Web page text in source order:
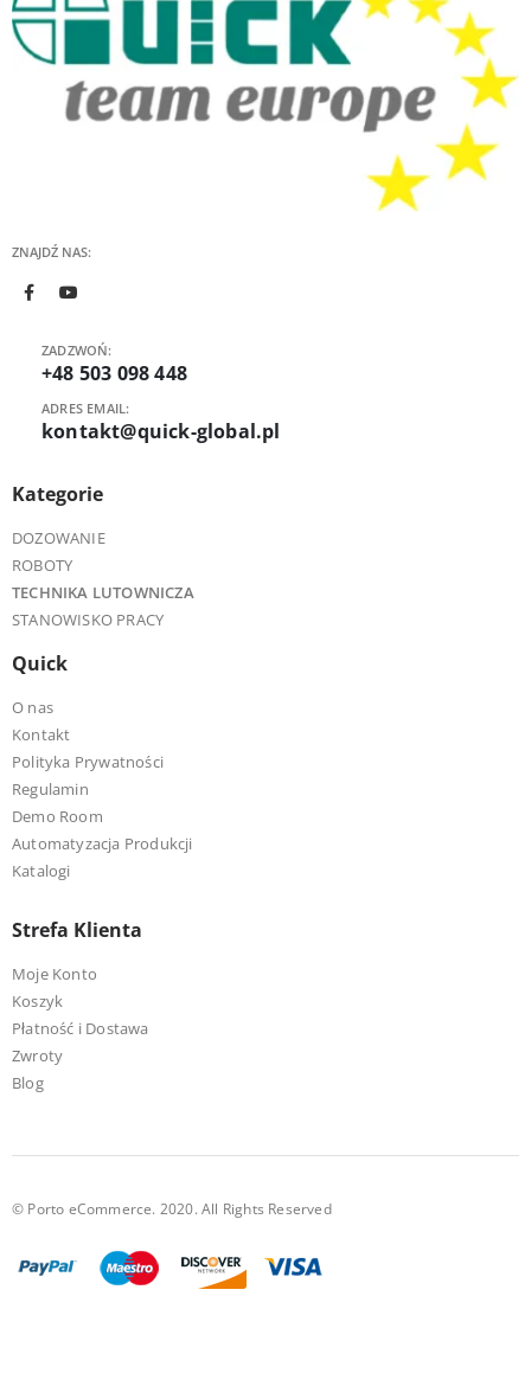
ZNAJDŹ NAS:
ZADZWOŃ:
+48 503 098 448
ADRES EMAIL:
kontakt@quick-global.pl
Kategorie
DOZOWANIE
ROBOTY
TECHNIKA LUTOWNICZA
STANOWISKO PRACY
Quick
O nas
Kontakt
Polityka Prywatności
Regulamin
Demo Room
Automatyzacja Produkcji
Katalogi
Strefa Klienta
Moje Konto
Koszyk
Płatność i Dostawa
Zwroty
Blog
© Porto eCommerce. 2020. All Rights Reserved